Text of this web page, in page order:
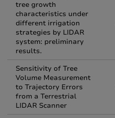
tree growth
characteristics under
different irrigation
strategies by LIDAR
system: preliminary
results.
Sensitivity of Tree
Volume Measurement
to Trajectory Errors
from a Terrestrial
LIDAR Scanner